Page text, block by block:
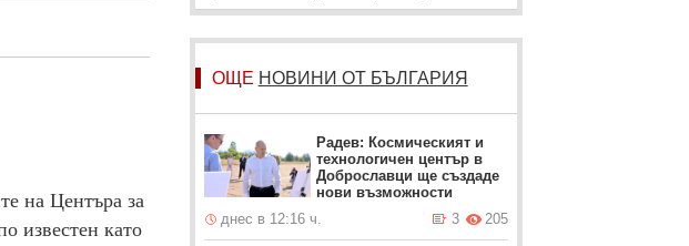
на Центъра за
известен като
ОЩЕ НОВИНИ ОТ БЪЛГАРИЯ
Радев: Космическият и
технологичен център в
Доброславци ще създаде
нови възможности
днес в 12:16 ч.
205
3